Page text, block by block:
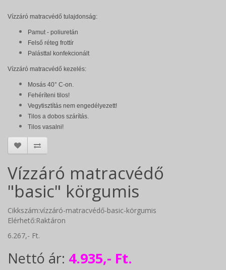
Vízzáró matracvédő tulajdonság:
Pamut - poliuretán
Felső réteg frottír
Palásttal konfekcionált
Vízzáró matracvédő kezelés:
Mosás 40° C-on.
Fehéríteni tilos!
Vegytisztítás nem engedélyezett!
Tilos a dobos szárítás.
Tilos vasalni!
Vízzáró matracvédő
"basic" körgumis
Cikkszám:vízzáró-matracvédő-basic-körgumis
Elérhető:Raktáron
6.267,- Ft.
Nettó ár: 4.935,- Ft.